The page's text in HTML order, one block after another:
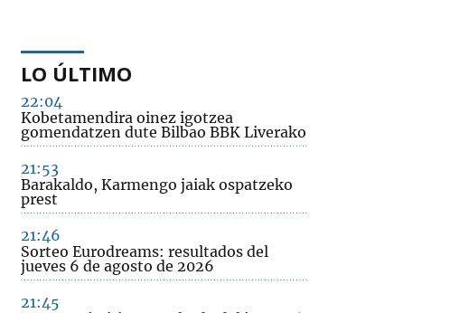
LO ÚLTIMO
22:04
Kobetamendira oinez igotzea
gomendatzen dute Bilbao BBK Liverako
21:53
Barakaldo, Karmengo jaiak ospatzeko
prest
21:46
Sorteo Eurodreams: resultados del
jueves 6 de agosto de 2026
21:45